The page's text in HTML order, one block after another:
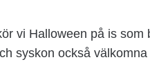
vi Halloween på is som
syskon också